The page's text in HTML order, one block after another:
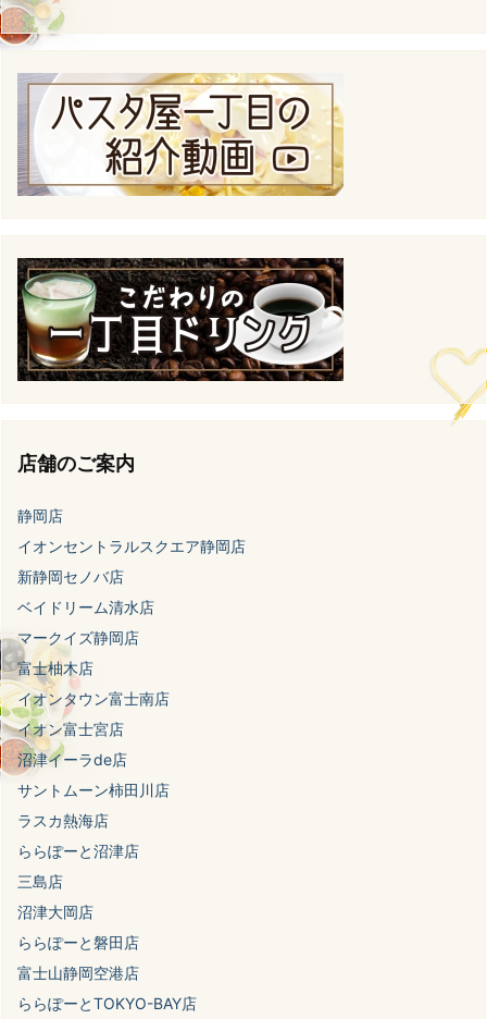
店舗のご案内
静岡店
イオンセントラルスクエア静岡店
新静岡セノバ店
ベイドリーム清水店
マークイズ静岡店
富士柚木店
イオンタウン富士南店
イオン富士宮店
沼津イーラde店
サントムーン柿田川店
ラスカ熱海店
ららぽーと沼津店
三島店
沼津大岡店
ららぽーと磐田店
富士山静岡空港店
ららぽーとTOKYO-BAY店